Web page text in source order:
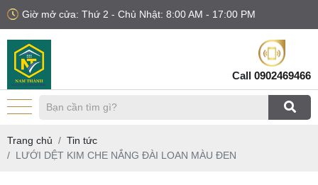
Giờ mở cửa: Thứ 2 - Chủ Nhật: 8:00 AM - 17:00 PM
Call 0902469466
Trang chủ
Tin tức
LƯỚI DỆT KIM CHE NẮNG ĐÀI LOAN MÀU ĐEN